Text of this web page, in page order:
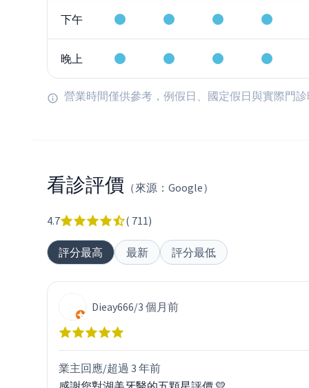
下午
晚上
營業時間僅供參考，例假日、國定假日與實際門診
看診評價 （來源：Google）
4.7 ( 711)
評分最高 最新 評分最低
Dieay666/3 個月前
業主回應/超過 3 年前